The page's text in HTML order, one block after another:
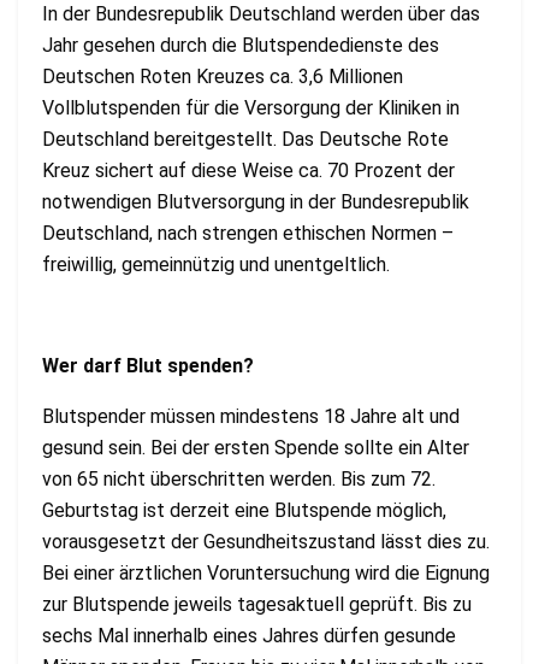
In der Bundesrepublik Deutschland werden über das
Jahr gesehen durch die Blutspendedienste des
Deutschen Roten Kreuzes ca. 3,6 Millionen
Vollblutspenden für die Versorgung der Kliniken in
Deutschland bereitgestellt. Das Deutsche Rote
Kreuz sichert auf diese Weise ca. 70 Prozent der
notwendigen Blutversorgung in der Bundesrepublik
Deutschland, nach strengen ethischen Normen –
freiwillig, gemeinnützig und unentgeltlich.
Wer darf Blut spenden?
Blutspender müssen mindestens 18 Jahre alt und
gesund sein. Bei der ersten Spende sollte ein Alter
von 65 nicht überschritten werden. Bis zum 72.
Geburtstag ist derzeit eine Blutspende möglich,
vorausgesetzt der Gesundheitszustand lässt dies zu.
Bei einer ärztlichen Voruntersuchung wird die Eignung
zur Blutspende jeweils tagesaktuell geprüft. Bis zu
sechs Mal innerhalb eines Jahres dürfen gesunde